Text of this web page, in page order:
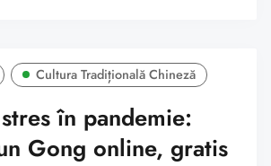
Cultura Tradițională Chineză
în pandemie:
Gong online, gratis